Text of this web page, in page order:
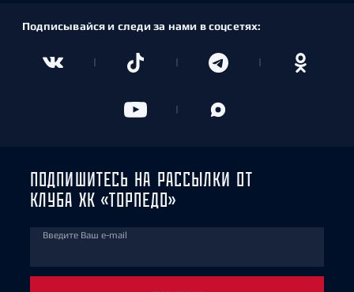
Подписывайся и следи за нами в соцсетях:
ПОДПИШИТЕСЬ НА РАССЫЛКИ ОТ
КЛУБА ХК «ТОРПЕДО»
Введите Ваш e-mail